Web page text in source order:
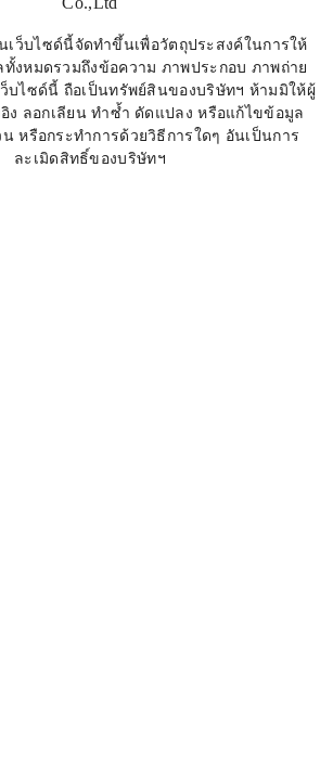
ว็บไซด์นี้จัดทำขึ้นเพื่อวัตถุประสงค์ในการให้
งหมดรวมถึงข้อความ ภาพประกอบ ภาพถ่าย
บไซด์นี้ ถือเป็นทรัพย์สินของบริษัทฯ ห้ามมิให้ผู้
อิง ลอกเลียน ทำซ้ำ ดัดแปลง หรือแก้ไขข้อมูล
หรือกระทำการด้วยวิธีการใดๆ อันเป็นการ
ละเมิดสิทธิ์ของบริษัทฯ